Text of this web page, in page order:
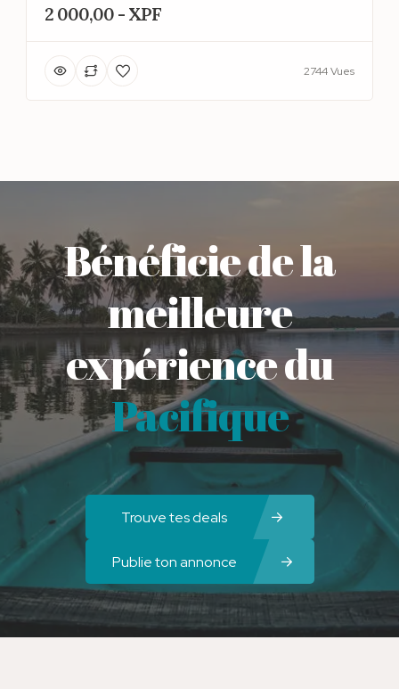
2 000,00 - XPF
2744 Vues
Bénéficie de la
meilleure
expérience du
Pacifique
Trouve tes deals
Publie ton annonce